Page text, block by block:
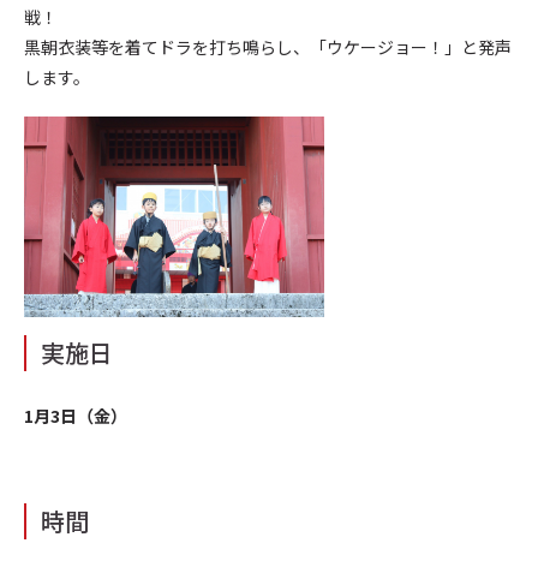
戦！
黒朝衣装等を着てドラを打ち鳴らし、「ウケージョー！」と発声
します。
実施日
1月3日（金）
時間